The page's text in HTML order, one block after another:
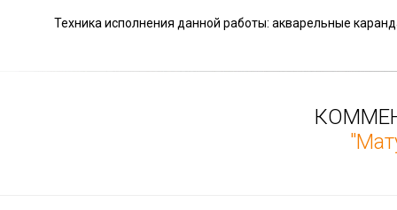
Техника исполнения данной работы: акварельные